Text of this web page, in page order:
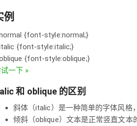
例
{font-style:normal;}
{font-style:italic;}
{font-style:oblique;}
一下 »
和 oblique 的区别
斜体（italic）是一种简单的字体风格
倾斜（oblique）文本是正常竖直文本